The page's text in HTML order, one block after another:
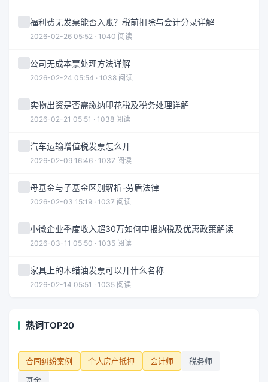
福利费无发票能否入账？税前扣除与会计分录详解
2026-02-26 05:52 · 1040 阅读
公司无成本票处理方法详解
2026-02-24 05:54 · 1038 阅读
实物出资是否需缴纳印花税及税务处理详解
2026-02-21 05:51 · 1038 阅读
汽车运输增值税发票怎么开
2026-02-09 16:46 · 1037 阅读
母基金与子基金区别解析-劳盾法律
2026-02-03 15:19 · 1037 阅读
小微企业季度收入超30万如何申报纳税及优惠政策解读
2026-03-11 05:50 · 1035 阅读
家具上的木蜡油发票可以开什么名称
2026-02-14 05:51 · 1035 阅读
热词TOP20
合同纠纷案例 个人房产抵押 会计师
税务师
基金